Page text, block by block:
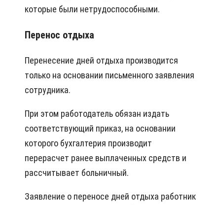
которые были нетрудоспособными.
Перенос отдыха
Перенесение дней отдыха производится
только на основании письменного заявления
сотрудника.
При этом работодатель обязан издать
соответствующий приказ, на основании
которого бухгалтерия производит
перерасчет ранее выплаченных средств и
рассчитывает больничный.
Заявление о переносе дней отдыха работник